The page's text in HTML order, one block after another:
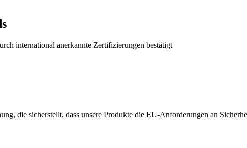
international anerkannte Zertifizierungen bestätigt
die sicherstellt, dass unsere Produkte die EU-Anforderungen an